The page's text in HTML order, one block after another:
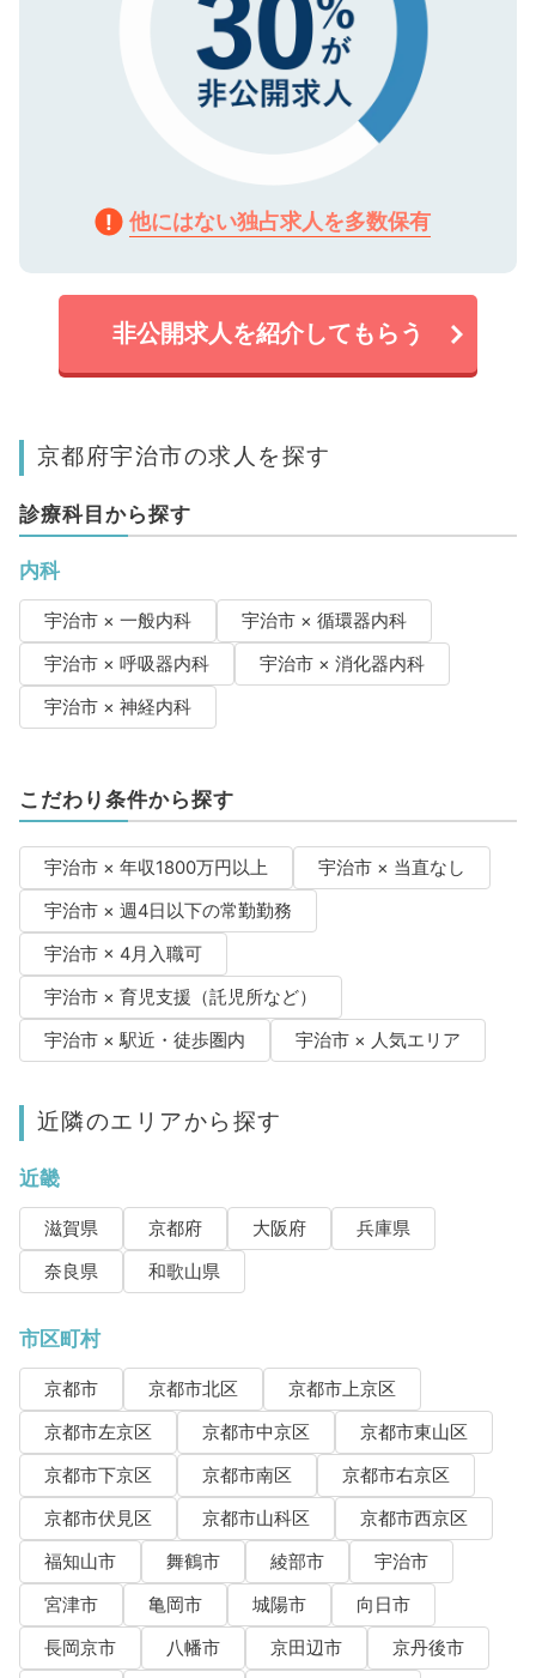
他にはない独占求人を多数保有
非公開求人を紹介してもらう
京都府宇治市の求人を探す
診療科目から探す
内科
宇治市 × 一般内科
宇治市 × 循環器内科
宇治市 × 呼吸器内科
宇治市 × 消化器内科
宇治市 × 神経内科
こだわり条件から探す
宇治市 × 年収1800万円以上
宇治市 × 当直なし
宇治市 × 週4日以下の常勤勤務
宇治市 × 4月入職可
宇治市 × 育児支援（託児所など）
宇治市 × 駅近・徒歩圏内
宇治市 × 人気エリア
近隣のエリアから探す
近畿
滋賀県 京都府 大阪府
兵庫県
奈良県
和歌山県
市区町村
京都市 京都市北区
京都市上京区
京都市左京区
京都市中京区
京都市東山区
京都市下京区
京都市南区
京都市右京区
京都市伏見区
京都市山科区
京都市西京区
福知山市
舞鶴市 綾部市
宇治市
宮津市
亀岡市 城陽市
向日市
長岡京市
八幡市 京田辺市
京丹後市